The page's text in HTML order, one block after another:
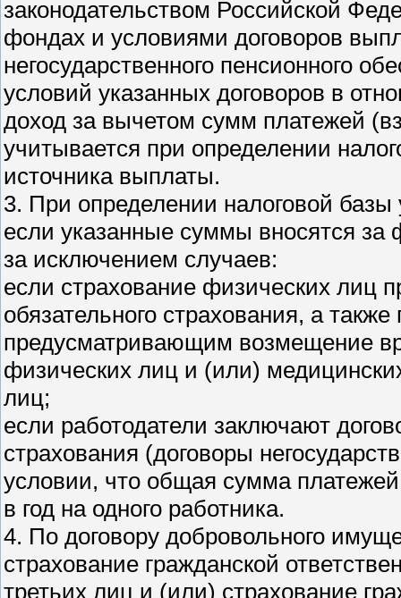
законодательством Российской
фондах и условиями договоров
негосударственного пенсионного
условий указанных договоров в
доход за вычетом сумм платежей
учитывается при определении
источника выплаты.
3. При определении налоговой
если указанные суммы вносятся за
за исключением случаев:
если страхование физических лиц
обязательного страхования, а
предусматривающим возмещение
физических лиц и (или)
лиц;
если работодатели заключают
страхования (договоры
условии, что общая сумма
в год на одного работника.
4. По договору добровольного
страхование гражданской
третьих лиц и (или) страхование